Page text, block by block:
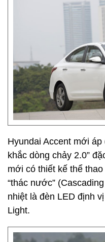
Hyundai Accent mới
khắc dòng chảy 2.0”
mới có thiết kế thể
“thác nước”
nhiệt là đèn LED định
Light.